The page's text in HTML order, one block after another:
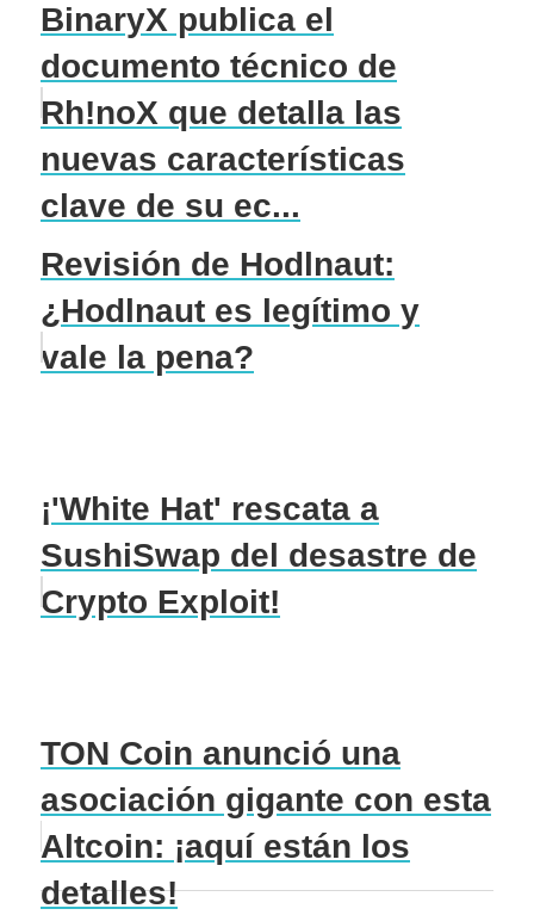
BinaryX publica el
documento técnico de
Rh!noX que detalla las
nuevas características
clave de su ec...
Revisión de Hodlnaut:
¿Hodlnaut es legítimo y
vale la pena?
¡'White Hat' rescata a
SushiSwap del desastre de
Crypto Exploit!
TON Coin anunció una
asociación gigante con esta
Altcoin: ¡aquí están los
detalles!